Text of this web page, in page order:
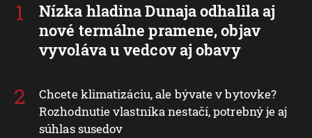
Nízka hladina Dunaja odhalila aj
nové termálne pramene, objav
vyvoláva u vedcov aj obavy
Chcete klimatizáciu, ale bývate v bytovke?
Rozhodnutie vlastníka nestačí, potrebný je aj
súhlas susedov